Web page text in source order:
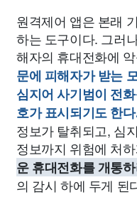
원격제어 앱은 본래
하는 도구이다. 그러
해자의 휴대전화에
문에 피해자가 받는
심지어 사기범이 전
호가 표시되기도 한
정보가 탈취되고, 심
정보까지 위험에 처
운 휴대전화를 개통
의 감시 하에 두게 된